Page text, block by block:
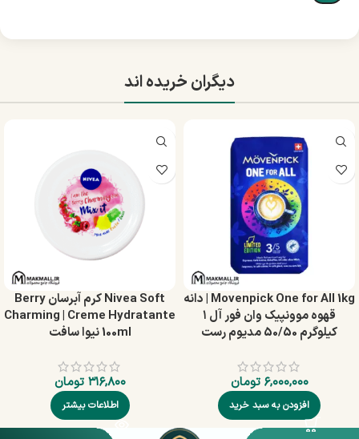
دیگران خریده اند
Movenpick One for All 1kg | دانه
قهوه موونپیک وان فور آل ۱
کیلوگرم 50/50 مدیوم رست
۶,۰۰۰,۰۰۰ تومان
افزودن به سبد خرید
Nivea Soft کرم آبرسان Berry
Charming | Creme Hydratante
100ml نیوا سافت
۳۱۶,۸۰۰ تومان
اطلاعات بیشتر